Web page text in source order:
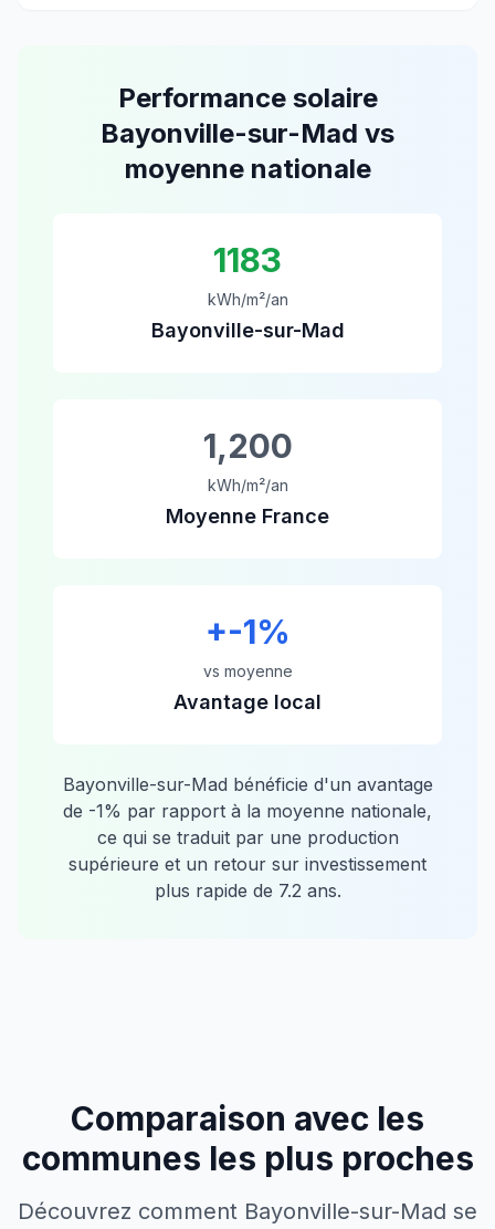
Performance solaire
Bayonville-sur-Mad vs
moyenne nationale
1183
kWh/m²/an
Bayonville-sur-Mad
1,200
kWh/m²/an
Moyenne France
+-1%
vs moyenne
Avantage local
Bayonville-sur-Mad bénéficie d'un avantage
de -1% par rapport à la moyenne nationale,
ce qui se traduit par une production
supérieure et un retour sur investissement
plus rapide de 7.2 ans.
Comparaison avec les
communes les plus proches
Découvrez comment Bayonville-sur-Mad se